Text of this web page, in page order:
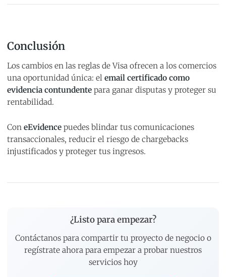
Conclusión
Los cambios en las reglas de Visa ofrecen a los comercios
una oportunidad única: el email certificado como
evidencia contundente para ganar disputas y proteger su
rentabilidad.
Con eEvidence puedes blindar tus comunicaciones
transaccionales, reducir el riesgo de chargebacks
injustificados y proteger tus ingresos.
¿Listo para empezar?
Contáctanos para compartir tu proyecto de negocio o
regístrate ahora para empezar a probar nuestros
servicios hoy